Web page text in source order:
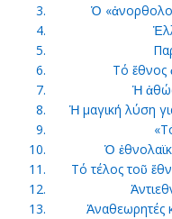
Ὁ
Τό ἔθνος
Ἡ
Ἡ μαγική λύση
«Τό
Ὁ
Τό τέλος τοῦ
Ἀναθεωρητές